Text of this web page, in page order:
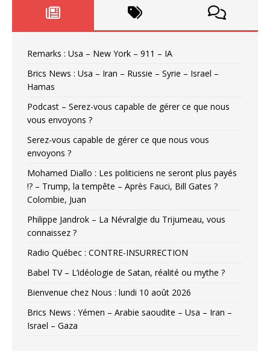
Remarks : Usa – New York – 911 – IA
Brics News : Usa – Iran – Russie – Syrie – Israel –
Hamas
Podcast – Serez-vous capable de gérer ce que nous
vous envoyons ?
Serez-vous capable de gérer ce que nous vous
envoyons ?
Mohamed Diallo : Les politiciens ne seront plus payés
!? – Trump, la tempête – Après Fauci, Bill Gates ?
Colombie, Juan
Philippe Jandrok – La Névralgie du Trijumeau, vous
connaissez ?
Radio Québec : CONTRE-INSURRECTION
Babel TV – L’idéologie de Satan, réalité ou mythe ?
Bienvenue chez Nous : lundi 10 août 2026
Brics News : Yémen – Arabie saoudite – Usa – Iran –
Israel – Gaza